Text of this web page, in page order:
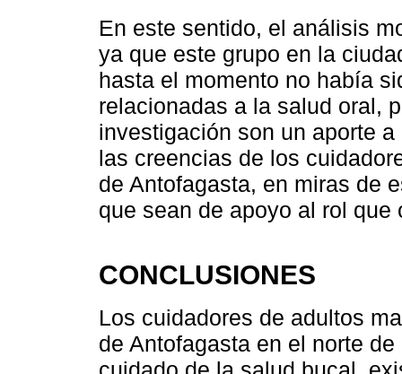
En este sentido, el análisis
ya que este grupo en la
hasta el momento no había
relacionadas a la salud oral,
investigación son un aporte
las creencias de los
de Antofagasta, en miras de
que sean de apoyo al rol que
CONCLUSIONES
Los cuidadores de adultos
de Antofagasta en el norte